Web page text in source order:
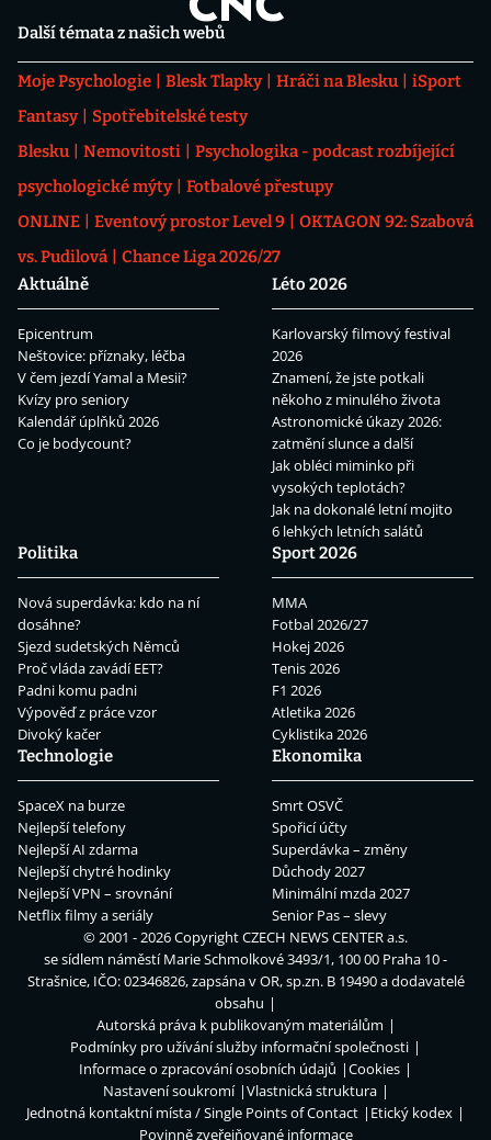
Další témata z našich webů
Moje Psychologie Blesk Tlapky Hráči na Blesku
iSport
Fantasy
Spotřebitelské testy
Blesku
Nemovitosti
Psychologika - podcast rozbíjející
psychologické mýty
Fotbalové přestupy
ONLINE
Eventový prostor Level 9
OKTAGON 92: Szabová
vs. Pudilová
Chance Liga 2026/27
Aktuálně
Epicentrum
Neštovice: příznaky, léčba
V čem jezdí Yamal a Mesii?
Kvízy pro seniory
Kalendář úplňků 2026
Co je bodycount?
Léto 2026
Karlovarský filmový festival
2026
Znamení, že jste potkali
někoho z minulého života
Astronomické úkazy 2026:
zatmění slunce a další
Jak obléci miminko při
vysokých teplotách?
Jak na dokonalé letní mojito
6 lehkých letních salátů
Politika
Nová superdávka: kdo na ní
dosáhne?
Sjezd sudetských Němců
Proč vláda zavádí EET?
Padni komu padni
Výpověď z práce vzor
Divoký kačer
Sport 2026
MMA
Fotbal 2026/27
Hokej 2026
Tenis 2026
F1 2026
Atletika 2026
Cyklistika 2026
Technologie
SpaceX na burze
Nejlepší telefony
Nejlepší AI zdarma
Nejlepší chytré hodinky
Nejlepší VPN – srovnání
Netflix filmy a seriály
Ekonomika
Smrt OSVČ
Spořicí účty
Superdávka – změny
Důchody 2027
Minimální mzda 2027
Senior Pas – slevy
© 2001 - 2026 CopyrightCZECH NEWS CENTER a.s.
se sídlem náměstí Marie Schmolkové 3493/1, 100 00 Praha 10 -
Strašnice, IČO: 02346826, zapsána v OR, sp.zn. B 19490 a dodavatelé
obsahu
Autorská práva k publikovaným materiálům
Podmínky pro užívání služby informační společnosti
Informace o zpracování osobních údajů
Cookies
Nastavení soukromí
Vlastnická struktura
Jednotná kontaktní místa / Single Points of Contact
Etický kodex
Povinně zveřejňované informace